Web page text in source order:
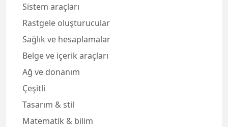
Sistem araçları
Rastgele oluşturucular
Sağlık ve hesaplamalar
Belge ve içerik araçları
Ağ ve donanım
Çeşitli
Tasarım & stil
Matematik & bilim